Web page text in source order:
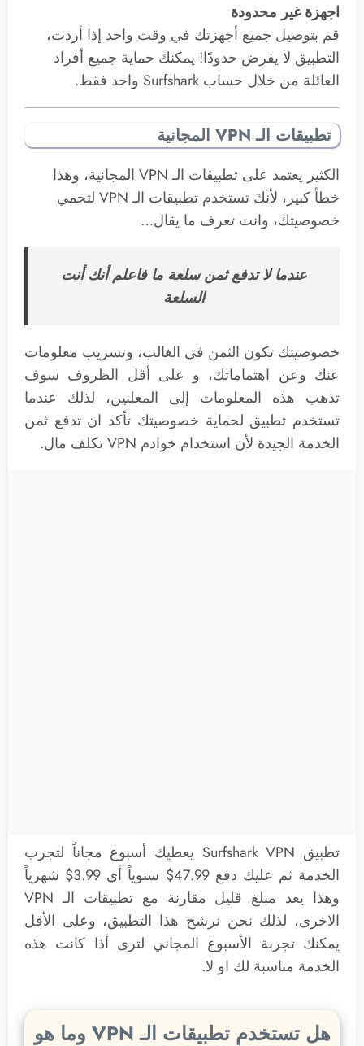
اجهزةغير محدودة
قم بتوصيل جميع أجهزتك في وقت واحد إذا أردت،
التطبيق لا يفرض حدودًا! يمكنك حماية جميع أفراد
العائلة من خلال حساب Surfshark واحد فقط.
تطبيقات الـ VPN المجانية
الكثير يعتمد على تطبيقات الـ VPN المجانية، وهذا
خطأ كبير، لأنك تستخدم تطبيقات الـ VPN لتحمي
خصوصيتك، وانت تعرف ما يقال…
عندما لا تدفع ثمن سلعة ما فاعلم أنك أنت
السلعة
خصوصيتك تكون الثمن في الغالب، وتسريب معلومات
عنك وعن اهتماماتك، و على أقل الظروف سوف
تذهب هذه المعلومات إلى المعلنين، لذلك عندما
تستخدم تطبيق لحماية خصوصيتك تأكد ان تدفع ثمن
الخدمة الجيدة لأن استخدام خوادم VPN تكلف مال.
تطبيق Surfshark VPN يعطيك أسبوع مجاناً لتجرب
الخدمة ثم عليك دفع 47.99$ سنوياً أي 3.99$ شهرياً
وهذا يعد مبلغ قليل مقارنة مع تطبيقات الـ VPN
الاخرى، لذلك نحن نرشح هذا التطبيق، وعلى الأقل
يمكنك تجربة الأسبوع المجاني لترى أذا كانت هذه
الخدمة مناسبة لك او لا.
هل تستخدم تطبيقات الـ VPN وما هو